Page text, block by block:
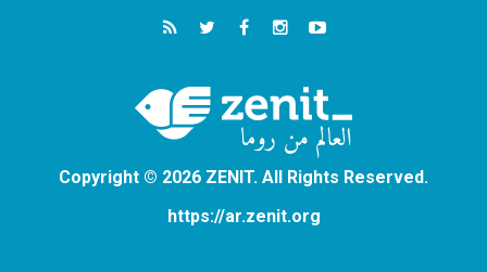
Copyright © 2026 ZENIT. All Rights Reserved.
https://ar.zenit.org